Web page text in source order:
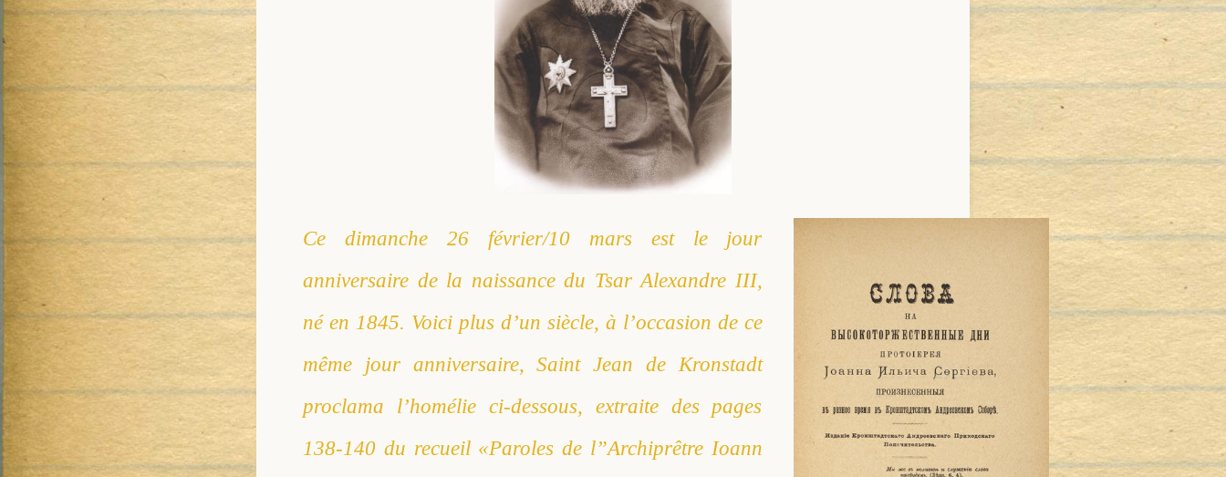
Ce dimanche 26 février/10 mars est le jour
anniversaire de la naissance du Tsar Alexandre III,
né en 1845. Voici plus d’un siècle, à l’occasion de ce
même jour anniversaire, Saint Jean de Kronstadt
proclama l’homélie ci-dessous, extraite des pages
138-140 du recueil «Paroles de l”Archiprêtre Ioann